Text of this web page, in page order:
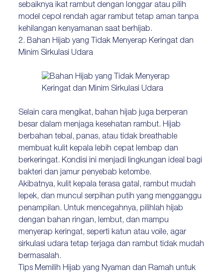
sebaiknya ikat rambut dengan longgar atau pilih
model cepol rendah agar rambut tetap aman tanpa
kehilangan kenyamanan saat berhijab.
2. Bahan Hijab yang Tidak Menyerap Keringat dan
Minim Sirkulasi Udara
Selain cara mengikat, bahan hijab juga berperan
besar dalam menjaga kesehatan rambut. Hijab
berbahan tebal, panas, atau tidak breathable
membuat kulit kepala lebih cepat lembap dan
berkeringat. Kondisi ini menjadi lingkungan ideal bagi
bakteri dan jamur penyebab ketombe.
Akibatnya, kulit kepala terasa gatal, rambut mudah
lepek, dan muncul serpihan putih yang mengganggu
penampilan. Untuk mencegahnya, pilihlah hijab
dengan bahan ringan, lembut, dan mampu
menyerap keringat, seperti katun atau voile, agar
sirkulasi udara tetap terjaga dan rambut tidak mudah
bermasalah.
Tips Memilih Hijab yang Nyaman dan Ramah untuk